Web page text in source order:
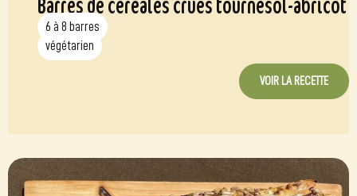
6 à 8 barres
végétarien
VOIR LA RECETTE